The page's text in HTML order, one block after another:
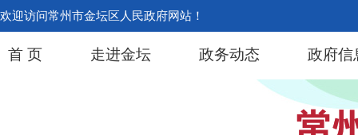
欢迎访问常州市金坛区人民政府网站！
首 页 走进金坛 政务动态 政府信